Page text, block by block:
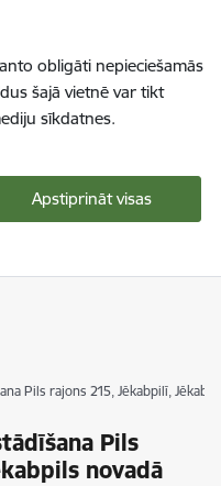
obligāti nepieciešamās
šajā vietnē var tikt
sīkdatnes.
Apstiprināt visas
Pils rajons 215, Jēkabpilī,
Pils
novadā